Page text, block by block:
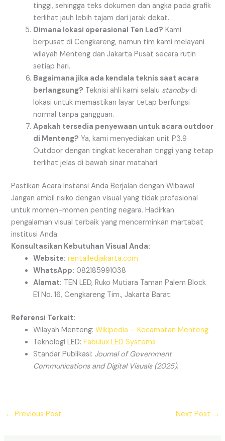
tinggi, sehingga teks dokumen dan angka pada grafik
terlihat jauh lebih tajam dari jarak dekat.
Dimana lokasi operasional Ten Led? Kami
berpusat di Cengkareng, namun tim kami melayani
wilayah Menteng dan Jakarta Pusat secara rutin
setiap hari.
Bagaimana jika ada kendala teknis saat acara
berlangsung? Teknisi ahli kami selalu standbydi
lokasi untuk memastikan layar tetap berfungsi
normal tanpa gangguan.
Apakah tersedia penyewaan untuk acara outdoor
di Menteng? Ya, kami menyediakan unit P3.9
Outdoor dengan tingkat kecerahan tinggi yang tetap
terlihat jelas di bawah sinar matahari.
Pastikan Acara Instansi Anda Berjalan dengan Wibawa!
Jangan ambil risiko dengan visual yang tidak profesional
untuk momen-momen penting negara. Hadirkan
pengalaman visual terbaik yang mencerminkan martabat
institusi Anda.
Konsultasikan Kebutuhan Visual Anda:
Website: rentalledjakarta.com
WhatsApp: 082185991038
Alamat: TEN LED, Ruko Mutiara Taman Palem Block
E1 No. 16, Cengkareng Tim., Jakarta Barat.
Referensi Terkait:
Wilayah Menteng:Wikipedia – Kecamatan Menteng
Teknologi LED:Fabulux LED Systems
Standar Publikasi: Journal of Government
Communications and Digital Visuals (2025).
← Previous Post Next Post →